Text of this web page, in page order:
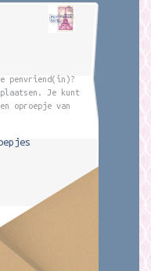
penvriend(in)?
Je kunt
oproepje van